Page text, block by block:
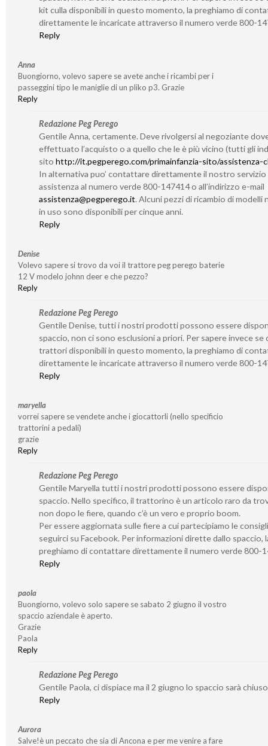
kit culla disponibili in questo momento, la preghiamo di
direttamente le incaricate attraverso il numero verde 800-
Reply
Anna
Buongiorno, volevo sapere se avete anche i ricambi per i
passeggini tipo le maniglie di un pliko p3. Grazie
Reply
Redazione Peg Perego
Gentile Anna, certamente. Deve rivolgersi al negoziante
effettuato l’acquisto o a quello che le è più vicino (tutti gli
sito http://it.pegperego.com/primainfanzia-sito/assistenza-
In alternativa puo’ contattare direttamente il nostro servizio
assistenza al numero verde 800-147414 o all’indirizzo e-mail
assistenza@pegperego.it. Alcuni pezzi di ricambio di modelli
in uso sono disponibili per cinque anni.
Reply
Denise
Volevo sapere si trovo da voi il trattore peg perego baterie
12 V modelo johnn deer e che pezzo?
Reply
Redazione Peg Perego
Gentile Denise, tutti i nostri prodotti possono essere
spaccio, non ci sono esclusioni a priori. Per sapere invece se
trattori disponibili in questo momento, la preghiamo di
direttamente le incaricate attraverso il numero verde 800-
Reply
maryella
vorrei sapere se vendete anche i giocattorli (nello specificio
trattorini a pedali)
grazie
Reply
Redazione Peg Perego
Gentile Maryella tutti i nostri prodotti possono essere
spaccio. Nello specifico, il trattorino è un articolo raro da
non dopo le fiere, quando c’è un vero e proprio boom.
Per essere aggiornata sulle fiere a cui partecipiamo le
seguirci su Facebook. Per informazioni dirette dallo spaccio,
preghiamo di contattare direttamente il numero verde 800-
Reply
paola
Buongiorno, volevo solo sapere se sabato 2 giugno il vostro
spaccio aziendale è aperto.
Grazie
Paola
Reply
Redazione Peg Perego
Gentile Paola, ci dispiace ma il 2 giugno lo spaccio sarà
Reply
Aurora
Salve!è un peccato che sia di Ancona e per me venire a fare